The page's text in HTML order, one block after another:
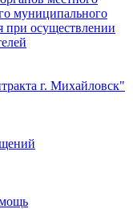
муниципального
при осуществлении
г. Михайловск"